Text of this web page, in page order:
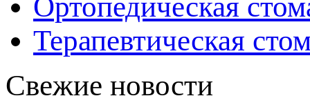
Терапевтическая
Свежие новости